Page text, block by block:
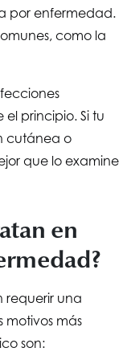
por enfermedad.
como la
principio. Si tu
cutánea o
que lo examine
en
requerir una
motivos más
son: